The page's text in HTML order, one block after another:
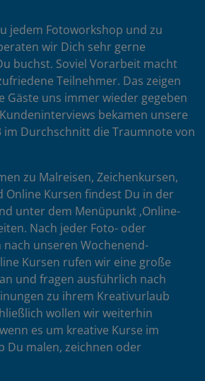
jedem Fotoworkshop und zu
wir Dich sehr gerne
buchst. Soviel Vorarbeit macht
Teilnehmer. Das zeigen
Gäste uns immer wieder gegeben
bekamen unsere
im Durchschnitt die Traumnote von
zu Malreisen, Zeichenkursen,
Online Kursen findest Du in der
unter dem Menüpunkt ‚Online-
Nach jeder Foto- oder
nach unseren Wochenend-
Kursen rufen wir eine große
und fragen ausführlich nach
zu ihrem Kreativurlaub
wollen wir weiterhin
es um kreative Kurse im
Du malen, zeichnen oder